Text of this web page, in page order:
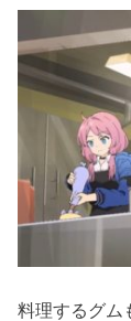
料理するグム